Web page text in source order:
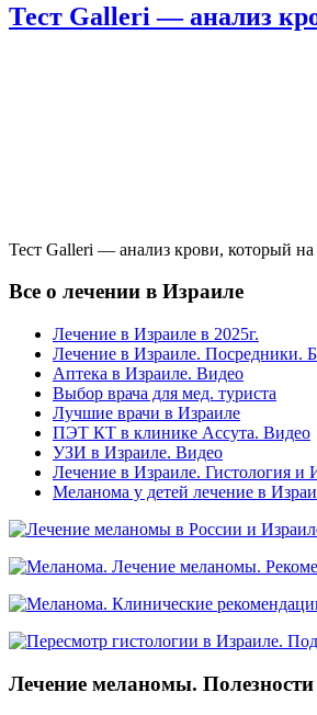
Тест Galleri — анализ
Тест Galleri — анализ крови, который
Все о лечении в Израиле
Лечение в Израиле в 2025г.
Лечение в Израиле. Посредники.
Аптека в Израиле. Видео
Выбор врача для мед. туриста
Лучшие врачи в Израиле
ПЭТ КТ в клинике Ассута. Видео
УЗИ в Израиле. Видео
Лечение в Израиле. Гистология
Меланома у детей лечение в
Лечение меланомы. Полезности